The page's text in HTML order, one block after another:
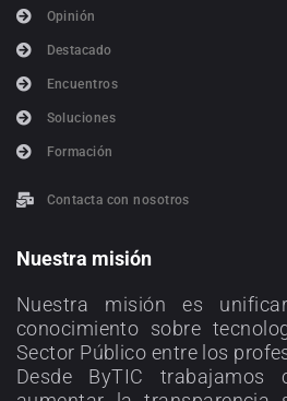
Opinión
Destacado
Encuentros
Soluciones
Formación
Contacta con nosotros
Nuestra misión
Nuestra misión es
conocimiento sobre
Sector Público entre los
Desde ByTIC